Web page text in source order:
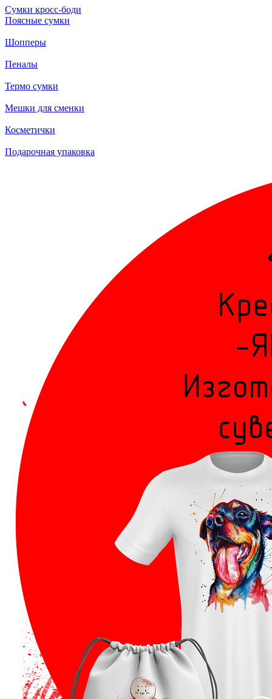
Сумки кросс-боди
Поясные сумки
Шопперы
Пеналы
Термо сумки
Мешки для сменки
Косметички
Подарочная упаковка